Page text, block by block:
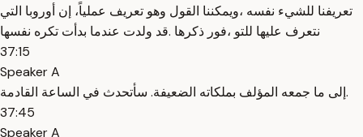
تعريفنا للشيء نفسه ،ويمكننا القول وهو تعريف عملياً، إن أوروبا التي
نتعرف عليها للتو ،فور ذكرها .قد ولدت عندما بدأت تكره نفسها
37:15
Speaker A
إلى ما جمعه المؤلف بملكاته الضعيفة. سأتحدث في الساعة القادمة.
37:45
Speaker A